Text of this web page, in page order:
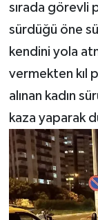
sırada görevli
sürdüğü öne
kendini yola
vermekten kıl
alınan kadın
kaza yaparak